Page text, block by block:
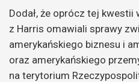
Dodał, że oprócz tej
z Harris omawiali sprawy
amerykańskiego biznesu i
oraz amerykańskiego
na terytorium